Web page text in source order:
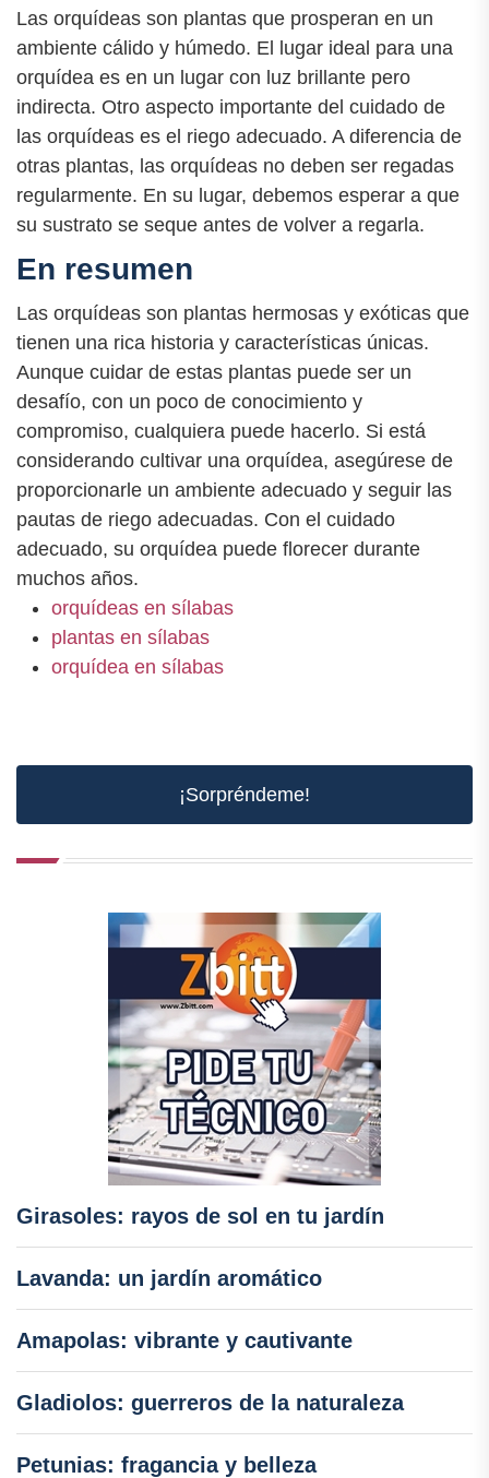
Las orquídeas son plantas que prosperan en un
ambiente cálido y húmedo. El lugar ideal para una
orquídea es en un lugar con luz brillante pero
indirecta. Otro aspecto importante del cuidado de
las orquídeas es el riego adecuado. A diferencia de
otras plantas, las orquídeas no deben ser regadas
regularmente. En su lugar, debemos esperar a que
su sustrato se seque antes de volver a regarla.
En resumen
Las orquídeas son plantas hermosas y exóticas que
tienen una rica historia y características únicas.
Aunque cuidar de estas plantas puede ser un
desafío, con un poco de conocimiento y
compromiso, cualquiera puede hacerlo. Si está
considerando cultivar una orquídea, asegúrese de
proporcionarle un ambiente adecuado y seguir las
pautas de riego adecuadas. Con el cuidado
adecuado, su orquídea puede florecer durante
muchos años.
orquídeas en sílabas
plantas en sílabas
orquídea en sílabas
¡Sorpréndeme!
Girasoles: rayos de sol en tu jardín
Lavanda: un jardín aromático
Amapolas: vibrante y cautivante
Gladiolos: guerreros de la naturaleza
Petunias: fragancia y belleza